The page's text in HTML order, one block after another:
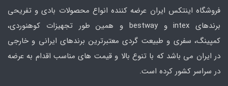
فروشگاه اینتکس ایران عرضه کننده انواع محصولات بادی و تفریحی
برندهای intex و bestway و همین طور تجهیزات کوهنوردی،
کمپینگ، سفری و طبیعت گردی معتبرترین برندهای ایرانی و خارجی
در ایران می باشد که با تنوع بالا و قیمت های مناسب اقدام به عرضه
در سراسر کشور کرده است.